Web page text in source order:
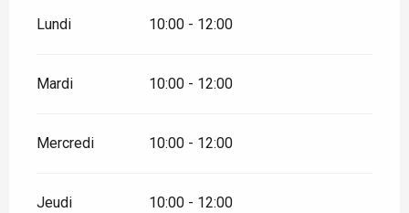
Lundi 10:00 - 12:00
Mardi 10:00 - 12:00
Mercredi 10:00 - 12:00
Jeudi 10:00 - 12:00